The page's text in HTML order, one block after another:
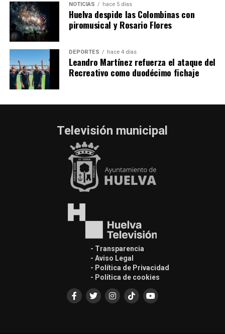
NOTICIAS hace 5 días
Huelva despide las Colombinas con
piromusical y Rosario Flores
DEPORTES hace 4 días
Leandro Martínez refuerza el ataque del
Recreativo como duodécimo fichaje
Televisión municipal
- Transparencia
- Aviso Legal
- Política de Privacidad
- Política de cookies